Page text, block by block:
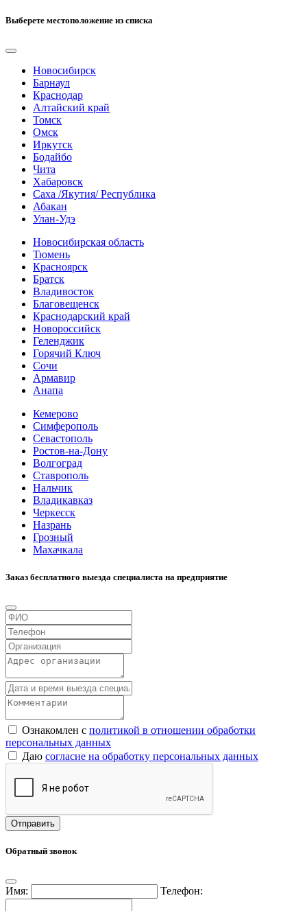
Выберете местоположение из списка
Новосибирск
Барнаул
Краснодар
Алтайский край
Томск
Омск
Иркутск
Бодайбо
Чита
Хабаровск
Саха /Якутия/ Республика
Абакан
Улан-Удэ
Новосибирская область
Тюмень
Красноярск
Братск
Владивосток
Благовещенск
Краснодарский край
Новороссийск
Геленджик
Горячий Ключ
Сочи
Армавир
Анапа
Кемерово
Симферополь
Севастополь
Ростов-на-Дону
Волгоград
Ставрополь
Нальчик
Владикавказ
Черкесск
Назрань
Грозный
Махачкала
Заказ бесплатного выезда специалиста на предприятие
Ознакомлен с политикой в отношении обработки
персональных данных
Даю согласие на обработку персональных данных
Обратный звонок
Имя: Телефон: